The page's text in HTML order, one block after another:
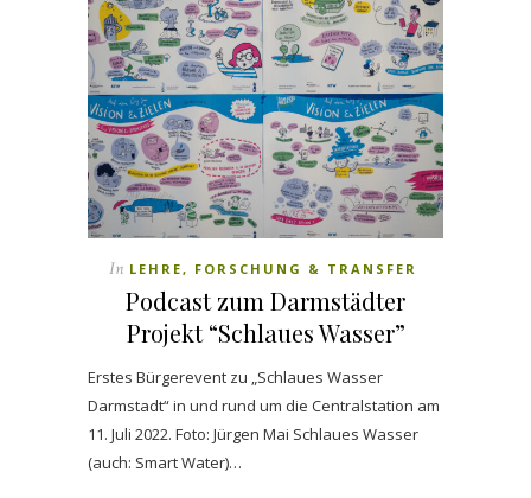
In LEHRE, FORSCHUNG & TRANSFER
Podcast zum Darmstädter
Projekt “Schlaues Wasser”
Erstes Bürgerevent zu „Schlaues Wasser
Darmstadt“ in und rund um die Centralstation am
11. Juli 2022. Foto: Jürgen Mai Schlaues Wasser
(auch: Smart Water)…